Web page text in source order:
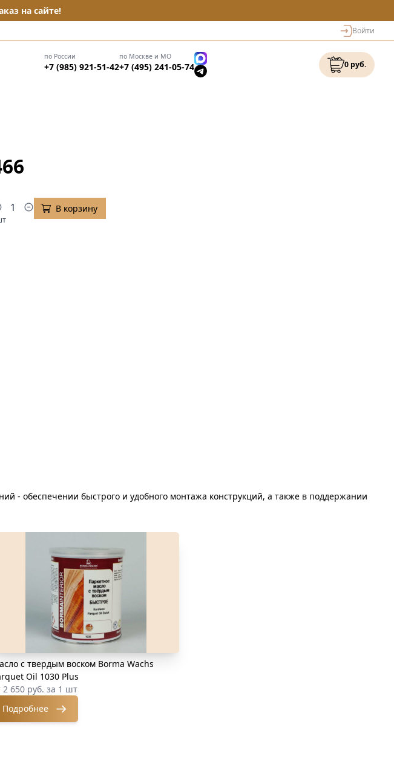
на сайте!
Войти
по России
+7 (985) 921-51-42
по Москве и МО
+7 (495) 241-05-74 0 руб.
В корзину
- обеспечении быстрого и удобного монтажа конструкций, а также в поддержании
с твердым воском Borma Wachs
Oil 1030 Plus
2 650 руб. за 1 шт
Подробнее